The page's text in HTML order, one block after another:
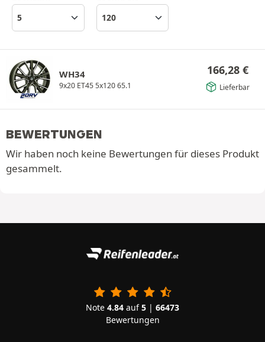
WH34
9x20 ET45 5x120 65.1
166,28 €
Lieferbar
BEWERTUNGEN
Wir haben noch keine Bewertungen für dieses Produkt
gesammelt.
Note 4.84 auf5 | 66473
Bewertungen